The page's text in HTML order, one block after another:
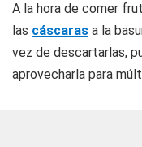
A la hora de comer
las cáscaras a la
vez de descartarlas,
aprovecharla para